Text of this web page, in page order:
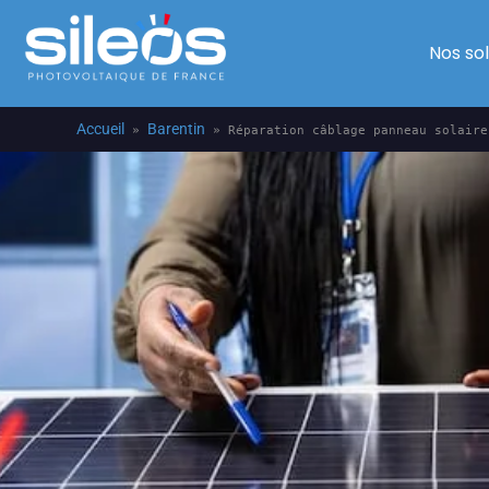
Nos
Accueil » Barentin » Réparation câblage panneau